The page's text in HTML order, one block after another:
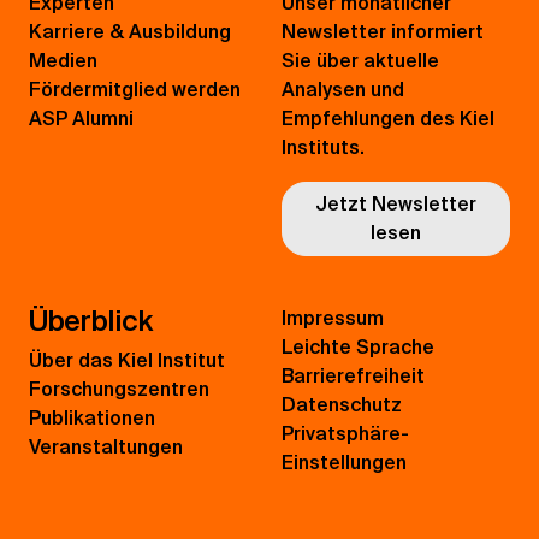
Karriere & Ausbildung
Medien
Fördermitglied werden
ASP Alumni
Newsletter informiert
Sie über aktuelle
Analysen und
Empfehlungen des Kiel
Instituts.
Jetzt Newsletter
lesen
Überblick
Über das Kiel Institut
Forschungszentren
Publikationen
Veranstaltungen
Impressum
Leichte Sprache
Barrierefreiheit
Datenschutz
Privatsphäre-
Einstellungen